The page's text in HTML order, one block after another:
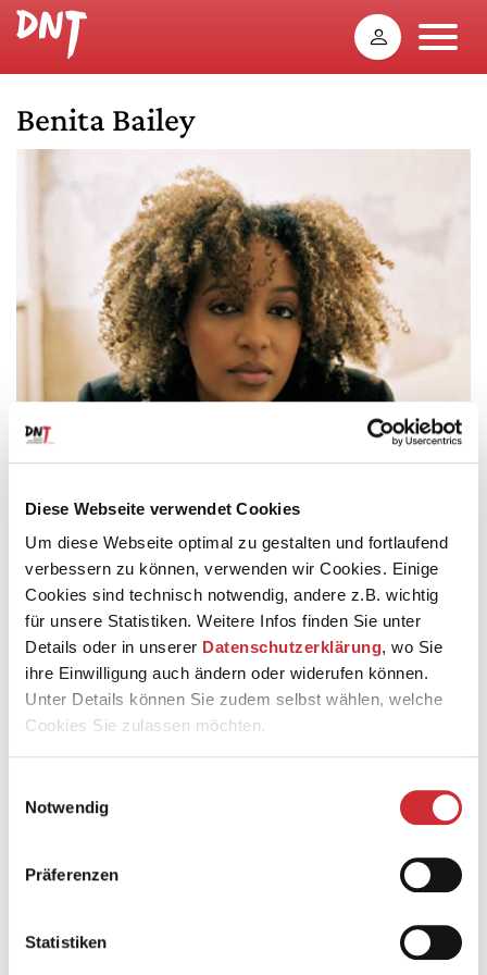
Diese Webseite verwendet Cookies
Um diese Webseite optimal zu gestalten und fortlaufend
verbessern zu können, verwenden wir Cookies. Einige
Cookies sind technisch notwendig, andere z.B. wichtig
für unsere Statistiken. Weitere Infos finden Sie unter
Details oder in unserer Datenschutzerklärung, wo Sie
ihre Einwilligung auch ändern oder widerufen können.
Unter Details können Sie zudem selbst wählen, welche
Cookies Sie zulassen möchten.
Notwendig
Präferenzen
Statistiken
Benita Bailey
Benita Sarah Bailey, in Thüringen geboren, ist
Schauspielerin, Filmemacherin und Lehrbeauftragte. Sie
studierte Schauspiel in Berlin sowie Internationale
Beziehungen und Afrikastudien in Leipzig und
Hongkong. Ihre künstlerische Arbeit bewegt sich
Sie ist Vorstandsmitglied von Schwarze Filmschaffende
DiasporaKidz. Mit der Produktionsfirma Jabeza Films, die
sie gemeinsam mit Jane Chirwa gründete, entwickelt sie
(Instagram, YouTube) porträtiert seit 2020 Schwarze